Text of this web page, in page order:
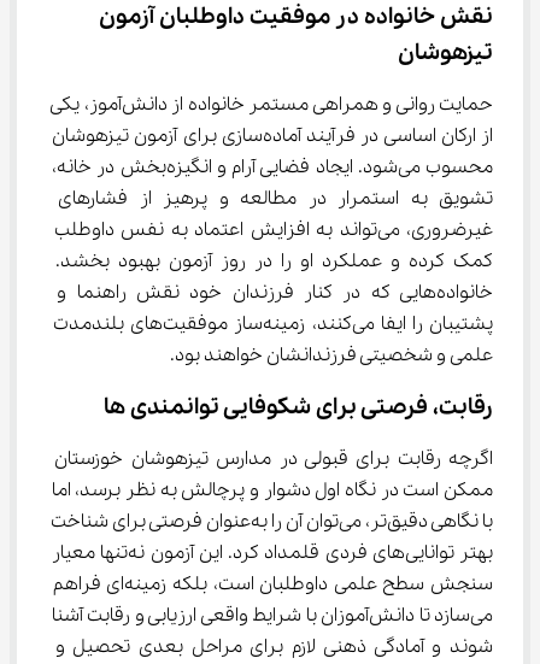
نقش خانواده در موفقیت داوطلبان آزمون
تیزهوشان
حمایت روانی و همراهی مستمر خانواده از دانش‌آموز، یکی
از ارکان اساسی در فرآیند آماده‌سازی برای آزمون تیزهوشان
محسوب می‌شود. ایجاد فضایی آرام و انگیزه‌بخش در خانه،
تشویق به استمرار در مطالعه و پرهیز از فشارهای
غیرضروری، می‌تواند به افزایش اعتماد به نفس داوطلب
کمک کرده و عملکرد او را در روز آزمون بهبود بخشد.
خانواده‌هایی که در کنار فرزندان خود نقش راهنما و
پشتیبان را ایفا می‌کنند، زمینه‌ساز موفقیت‌های بلندمدت
علمی و شخصیتی فرزندانشان خواهند بود.
رقابت، فرصتی برای شکوفایی توانمندی ها
اگرچه رقابت برای قبولی در مدارس تیزهوشان خوزستان
ممکن است در نگاه اول دشوار و پرچالش به نظر برسد، اما
با نگاهی دقیق‌تر، می‌توان آن را به‌عنوان فرصتی برای شناخت
بهتر توانایی‌های فردی قلمداد کرد. این آزمون نه‌تنها معیار
سنجش سطح علمی داوطلبان است، بلکه زمینه‌ای فراهم
می‌سازد تا دانش‌آموزان با شرایط واقعی ارزیابی و رقابت آشنا
شوند و آمادگی ذهنی لازم برای مراحل بعدی تحصیل و